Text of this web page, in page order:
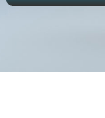
KURUMSAL
İLETİŞİM